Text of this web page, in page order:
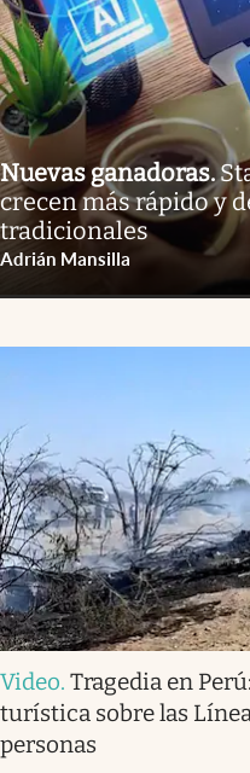
Nuevas ganadoras.
crecen más rápido y
tradicionales
Adrián Mansilla
Video. Tragedia en
turística sobre las
personas